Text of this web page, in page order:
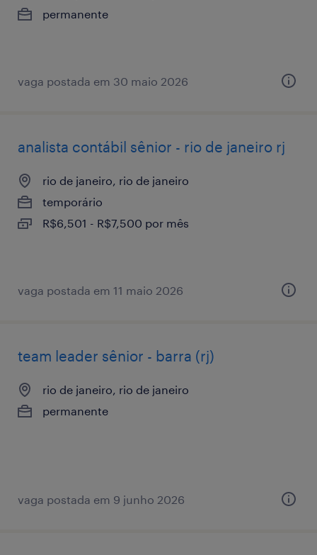
permanente
vaga postada em 30 maio 2026
analista contábil sênior - rio de janeiro rj
rio de janeiro, rio de janeiro
temporário
R$6,501 - R$7,500 por mês
vaga postada em 11 maio 2026
team leader sênior - barra (rj)
rio de janeiro, rio de janeiro
permanente
vaga postada em 9 junho 2026